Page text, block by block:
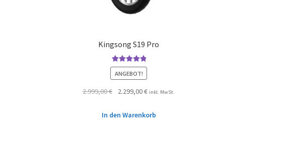
Kingsong S19 Pro
Bewertet mit
5.00von 5
ANGEBOT!
2.999,00€ 2.299,00€ inkl. MwSt.
In den Warenkorb